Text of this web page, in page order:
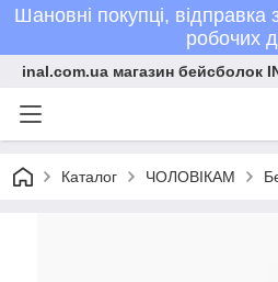
Шановні покупці,
робочих
inal.com.ua магазин бейсболок
Каталог ЧОЛОВІКАМ